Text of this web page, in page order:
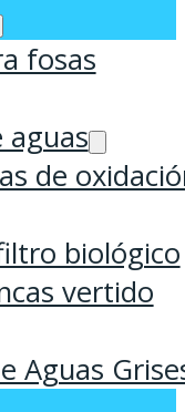
fosas
aguas
de
biológico
vertido
Aguas